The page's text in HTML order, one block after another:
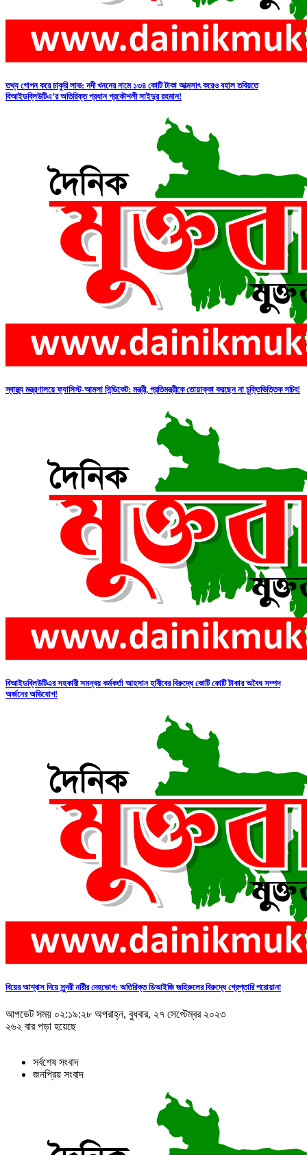
তথ্য গোপন করে চাকুরি লাভ: নদী খননের নামে ১৩৪ কোটি টাকা আত্মসাৎ করেও বহাল তবিয়তে
বিআইডব্লিউটিএ’র অতিরিক্ত প্রধান প্রকৌশলী সাইদুর রহমান!
স্বাস্থ্য মন্ত্রণালয়ে ফ্যাসিস্ট-আমলা সিন্ডিকেট: মন্ত্রী, প্রতিমন্ত্রীকে তোয়াক্কা করছেন না চুক্তিভিত্তিক সচিব!
বিআইডব্লিউটিএর সহকারী সমন্বয় কর্মকর্তা আহসান হাবীবের বিরুদ্ধে কোটি কোটি টাকার অবৈধ সম্পদ
অর্জনের অভিযোগ!
বিয়ের আশ্বাস দিয়ে সুন্দরী নরিীর দেহভোগ: অতিরিক্ত ডিআইজি জহিরুলের বিরুদ্ধে গ্রেপ্তারি পরোয়ানা
আপডেট সময় ০২:১৯:২৮ অপরাহ্ন, বুধবার, ২৭ সেপ্টেম্বর ২০২৩
২৬২ বার পড়া হয়েছে
সর্বশেষ সংবাদ
জনপ্রিয় সংবাদ